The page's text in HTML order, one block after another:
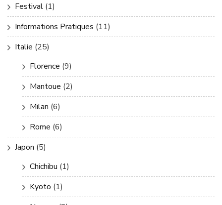
Festival (1)
Informations Pratiques (11)
Italie (25)
Florence (9)
Mantoue (2)
Milan (6)
Rome (6)
Japon (5)
Chichibu (1)
Kyoto (1)